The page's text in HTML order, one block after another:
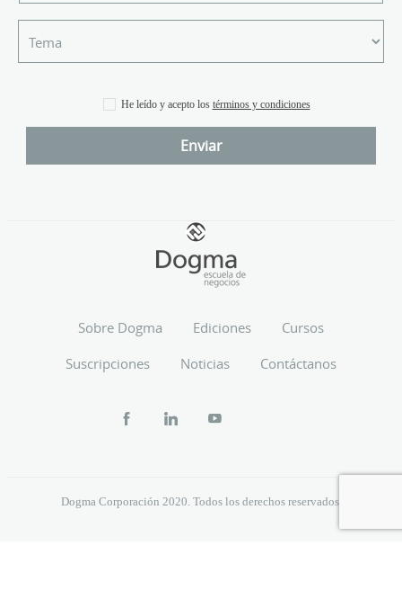
He leído y acepto los términos y condiciones
Sobre Dogma Ediciones
Cursos
Suscripciones
Noticias Contáctanos
Dogma Corporación 2020. Todos los derechos reservados.